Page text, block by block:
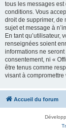
tous les messages
conditions. Vous
droit de supprimer, de
sujet et message à
En tant qu’utilisateur,
renseignées soient
informations ne
consentement, ni «
être tenus comme
visant à compromettre
Accueil du forum